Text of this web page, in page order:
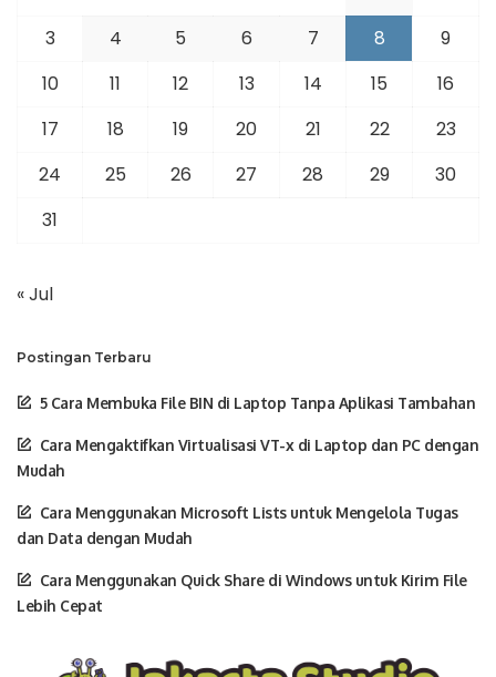
3
4 5 6 7 8
9
10
11 12 13 14 15
16
17
18 19 20 21 22
23
24
25 26 27 28 29
30
31
« Jul
Postingan Terbaru
5 Cara Membuka File BIN di Laptop Tanpa Aplikasi Tambahan
Cara Mengaktifkan Virtualisasi VT-x di Laptop dan PC dengan
Mudah
Cara Menggunakan Microsoft Lists untuk Mengelola Tugas
dan Data dengan Mudah
Cara Menggunakan Quick Share di Windows untuk Kirim File
Lebih Cepat